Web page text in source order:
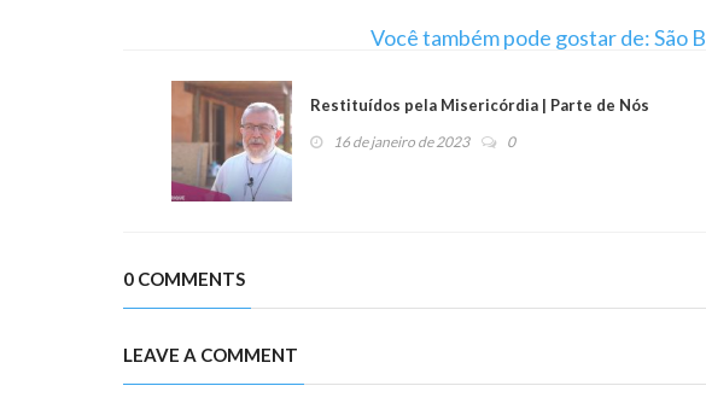
Você também pode gostar de: São
Restituídos pela Misericórdia | Parte de Nós
16 de janeiro de 2023 0
0 COMMENTS
LEAVE A COMMENT